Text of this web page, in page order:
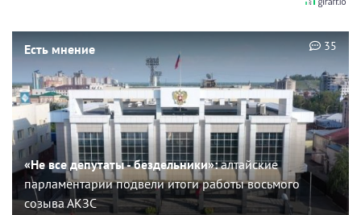
Есть мнение
«Не все депутаты - бездельники»:алтайские
парламентарии подвели итоги работы восьмого
созыва АКЗС
35